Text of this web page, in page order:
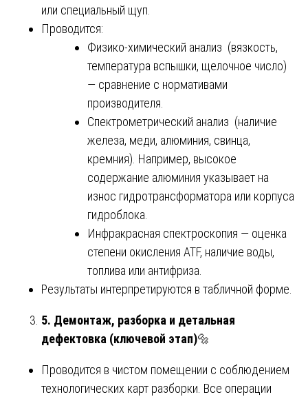
или специальный щуп.
Проводится:
Физико-химический анализ (вязкость,
температура вспышки, щелочное число)
— сравнение с нормативами
производителя.
Спектрометрический анализ (наличие
железа, меди, алюминия, свинца,
кремния). Например, высокое
содержание алюминия указывает на
износ гидротрансформатора или корпуса
гидроблока.
Инфракрасная спектроскопия — оценка
степени окисления ATF, наличие воды,
топлива или антифриза.
Результаты интерпретируются в табличной форме.
5. Демонтаж, разборка и детальная
дефектовка (ключевой этап)🔩
Проводится в чистом помещении с соблюдением
технологических карт разборки. Все операции